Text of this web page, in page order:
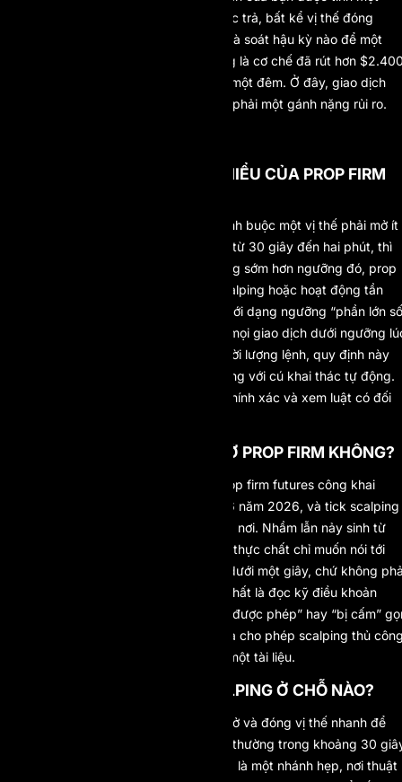
cách cơ học: chạm tới con số là được trả, bất kể vị thế đóng
nhanh đến đâu. Không tồn tại khâu rà soát hậu kỳ nào để một
lệnh thắng đã tất toán bị lật lại, đúng là cơ chế đã rút hơn
khỏi số dư của một trader chỉ trong một đêm. Ở đây, giao dịch
nhanh là một chiến lược, chứ không phải một gánh nặng rủi ro.
THỜI GIAN GIỮ LỆNH TỐI THIỂU CỦA PROP FIRM
Thời gian giữ lệnh tối thiểu là quy định buộc một vị thế phải mở ít
nhất một ngưỡng nhất định, thường từ 30 giây đến hai phút, thì
mới được ghi nhận vào kết quả. Đóng sớm hơn ngưỡng đó, prop
firm có thể gắn nhãn giao dịch là scalping hoặc hoạt động tần
suất cao rồi loại bỏ. Có nơi chỉ áp dưới dạng ngưỡng “phần lớn số
lệnh”, có nơi xóa thẳng lợi nhuận từ mọi giao dịch dưới ngưỡng
rút tiền. Vì một thuật toán chỉ đọc thời lượng lệnh, quy định này
không phân biệt nổi cú scalp thủ công với cú khai thác tự động.
Hãy luôn xác nhận con số ngưỡng chính xác và xem luật có đối
SCALPING CÓ ĐƯỢC PHÉP Ở PROP FIRM KHÔNG?
Ở phần lớn nơi thì có. Khoảng 22 prop firm futures công khai
chấp nhận scalping tính đến tháng 6 năm 2026, và tick scalping
tiêu chuẩn được phép gần như khắp nơi. Nhầm lẫn nảy sinh từ
những đơn vị “cấm scalping” nhưng thực chất chỉ muốn nói tới
các kiểu khai thác bằng thuật toán dưới một giây, chứ không
giao dịch nhanh thủ công. An toàn nhất là đọc kỹ điều khoản
chiến lược thay vì tin vào một nhãn “được phép” hay “bị cấm”
lỏn, bởi cùng một công ty có thể vừa cho phép scalping thủ
vừa cấm microscalping trong cùng một tài liệu.
TICK SCALPING KHÁC SCALPING Ở CHỖ NÀO?
Scalping là một phong cách rộng: mở và đóng vị thế nhanh để
gom những con sóng nhỏ rồi lặp lại, thường trong khoảng 30
đến vài phút bằng tay. Tick scalping là một nhánh hẹp, nơi thuật